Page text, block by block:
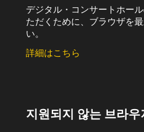
デジタル・コンサートホー
ただくために、ブラウザを
い。
詳細はこちら
지원되지 않는 브라